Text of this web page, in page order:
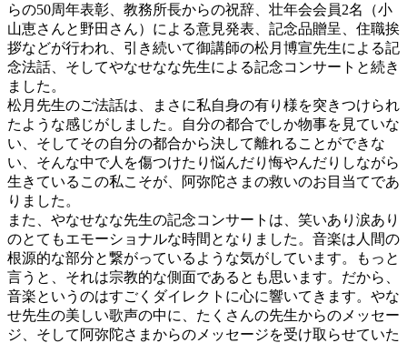
らの50周年表彰、教務所長からの祝辞、壮年会会員2名（小
山恵さんと野田さん）による意見発表、記念品贈呈、住職挨
拶などが行われ、引き続いて御講師の松月博宣先生による記
念法話、そしてやなせなな先生による記念コンサートと続き
ました。
松月先生のご法話は、まさに私自身の有り様を突きつけられ
たような感じがしました。自分の都合でしか物事を見ていな
い、そしてその自分の都合から決して離れることができな
い、そんな中で人を傷つけたり悩んだり悔やんだりしながら
生きているこの私こそが、阿弥陀さまの救いのお目当てであ
りました。
また、やなせなな先生の記念コンサートは、笑いあり涙あり
のとてもエモーショナルな時間となりました。音楽は人間の
根源的な部分と繋がっているような気がしています。もっと
言うと、それは宗教的な側面であるとも思います。だから、
音楽というのはすごくダイレクトに心に響いてきます。やな
せ先生の美しい歌声の中に、たくさんの先生からのメッセー
ジ、そして阿弥陀さまからのメッセージを受け取らせていた